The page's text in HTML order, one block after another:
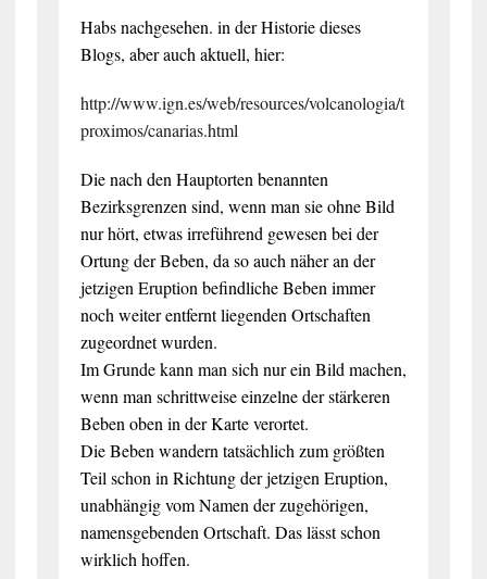
Habs nachgesehen. in der Historie dieses
Blogs, aber auch aktuell, hier:
http://www.ign.es/web/resources/volcanologia/t
proximos/canarias.html
Die nach den Hauptorten benannten
Bezirksgrenzen sind, wenn man sie ohne Bild
nur hört, etwas irreführend gewesen bei der
Ortung der Beben, da so auch näher an der
jetzigen Eruption befindliche Beben immer
noch weiter entfernt liegenden Ortschaften
zugeordnet wurden.
Im Grunde kann man sich nur ein Bild machen,
wenn man schrittweise einzelne der stärkeren
Beben oben in der Karte verortet.
Die Beben wandern tatsächlich zum größten
Teil schon in Richtung der jetzigen Eruption,
unabhängig vom Namen der zugehörigen,
namensgebenden Ortschaft. Das lässt schon
wirklich hoffen.